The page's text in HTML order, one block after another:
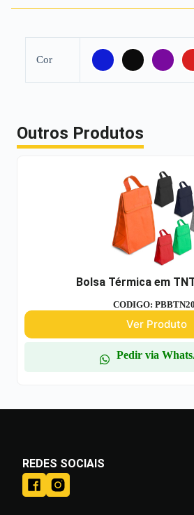
Cor
Outros Produtos
Bolsa Térmica em
CODIGO:
Ver Produto
Pedir via
REDES SOCIAIS